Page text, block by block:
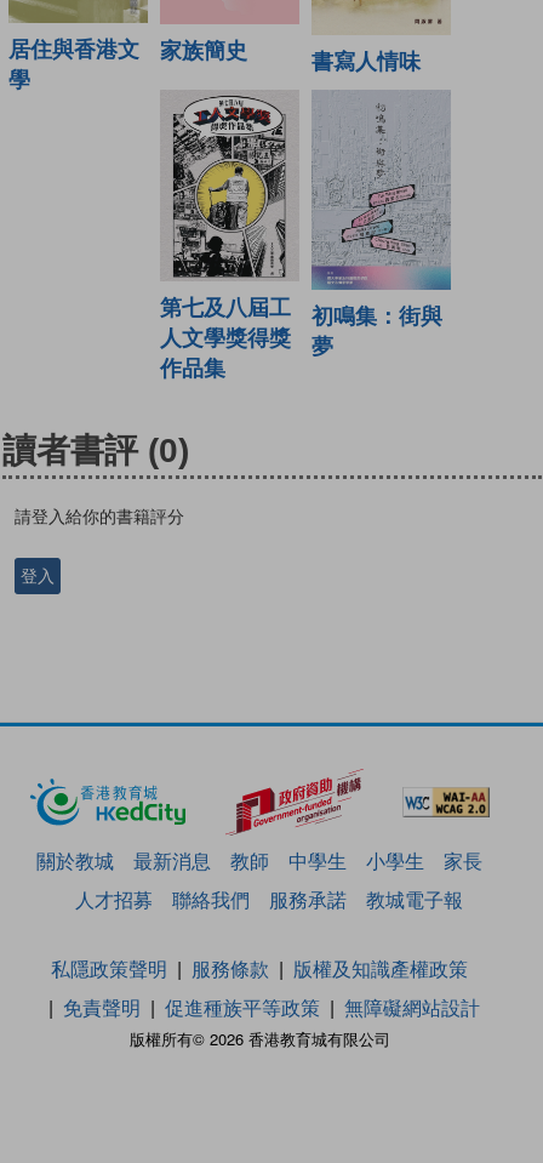
居住與香港文
學
家族簡史 書寫人情味
第七及八屆工
人文學獎得獎
作品集
初鳴集：街與
夢
讀者書評 (0)
請登入給你的書籍評分
登入
關於教城 最新消息 教師 中學生 小學生
家長
人才招募
聯絡我們 服務承諾 教城電子報
版權所有© 2026 香港教育城有限公司
私隱政策聲明 服務條款
版權及知識產權政策
免責聲明
促進種族平等政策 無障礙網站設計